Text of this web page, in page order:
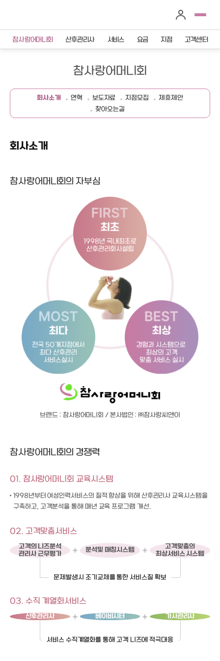
참사랑어머니회 산후관리사 서비스 요금 지점 고객센터
참사랑어머니회
회사소개 연혁 보도자료 지점모집
제휴제안
찾아오는길
회사소개
참사랑어머니회의 자부심
브랜드 : 참사랑어머니회 / 본사법인 : ㈜참사랑씨앤이
참사랑어머니회의 경쟁력
01. 참사랑어머니회 교육시스템
1998년부터 여성인력서비스의 질적 향상을 위해 산후관리사 교육시스템을
구축하고, 고객분석을 통해 매년 교육 프로그램 개선.
02. 고객맞춤서비스
고객의 니즈분석
관리사 근무평가
분석및 매칭시스템
고객맞춤의
최상서비스 시스템
문제발생시 조기교체를 통한 서비스질 확보
03. 수직 계열화서비스
산후관리사 베이비시터 가사관리사
서비스 수직계열화를 통해 고객 니즈에 적극대응